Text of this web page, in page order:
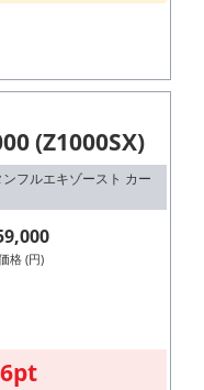
(Z1000SX)
フルエキゾースト カー
格 (円)